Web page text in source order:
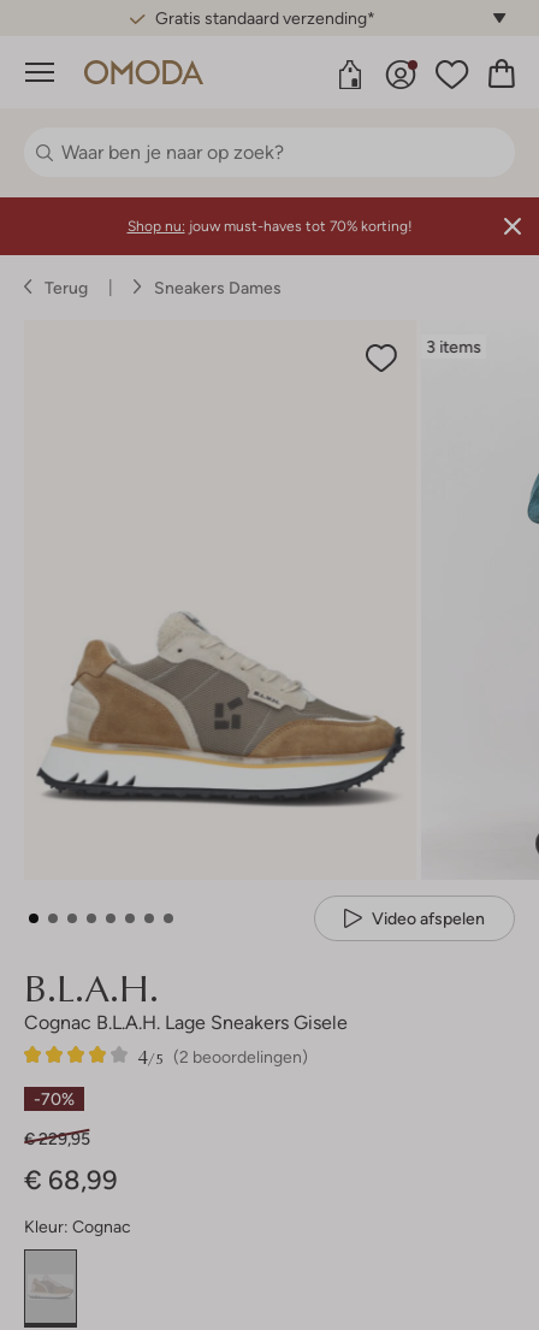
Gratis standaard verzending*
Menu
Shop nu: jouw must-haves tot 70% korting!
Terug Sneakers Dames
3 items
Video afspelen
B.l.a.h.
Cognac B.l.a.h. Lage Sneakers Gisele
(2 beoordelingen)
4/5
2
4
Sterren
-70%
€ 229,95
€ 68,99
Kleur: Cognac